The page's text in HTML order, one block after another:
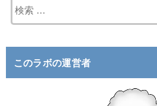
索
このラボの運営者